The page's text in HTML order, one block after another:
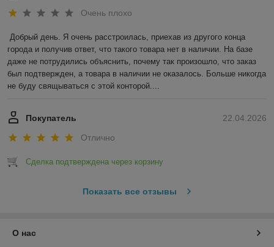
Очень плохо
Добрый день. Я очень расстроилась, приехав из другого конца
города и получив ответ, что такого товара нет в наличии. На базе
даже не потрудились объяснить, почему так произошло, что заказ
был подтвержден, а товара в наличии не оказалось. Больше никогда
не буду свящываться с этой конторой....
22.04.2026
Покупатель
Отлично
Сделка подтверждена через корзину
Показать все отзывы
О нас